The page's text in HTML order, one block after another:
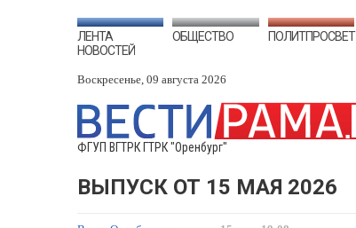
ЛЕНТА
НОВОСТЕЙ
ОБЩЕСТВО ПОЛИТПРОСВЕТ
Воскресенье, 09 августа 2026
ФГУП ВГТРК ГТРК "Оренбург"
ВЫПУСК ОТ 15 МАЯ 2026